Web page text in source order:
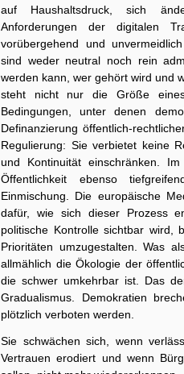
auf Haushaltsdruck, sich
Anforderungen der digitalen
vorübergehend und
sind weder neutral noch rein
werden kann, wer gehört wird und
steht nicht nur die Größe
Bedingungen, unter denen
Definanzierung öffentlich-
Regulierung: Sie verbietet keine
und Kontinuität einschränken.
Öffentlichkeit ebenso
Einmischung. Die europäische
dafür, wie sich dieser Prozess
politische Kontrolle sichtbar wird,
Prioritäten umzugestalten. Was
allmählich die Ökologie der
die schwer umkehrbar ist. Das
Gradualismus. Demokratien
plötzlich verboten werden.
Sie schwächen sich, wenn
Vertrauen erodiert und wenn